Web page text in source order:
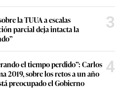
la TUUA a escalas
parcial deja intacta la
3
el tiempo perdido”: Carlos
2019, sobre los retos a un año
preocupado el Gobierno
4